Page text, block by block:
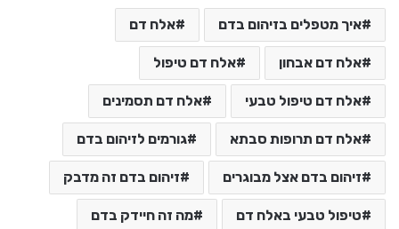
איך מטפלים בזיהום בדם אלח דם
אלח דם אבחון אלח דם טיפול
אלח דם טיפול טבעי אלח דם תסמינים
אלח דם תרופות סבתא גורמים לזיהום בדם
זיהום בדם אצל מבוגרים זיהום בדם זה מדבק
טיפול טבעי באלח דם מה זה חיידק בדם